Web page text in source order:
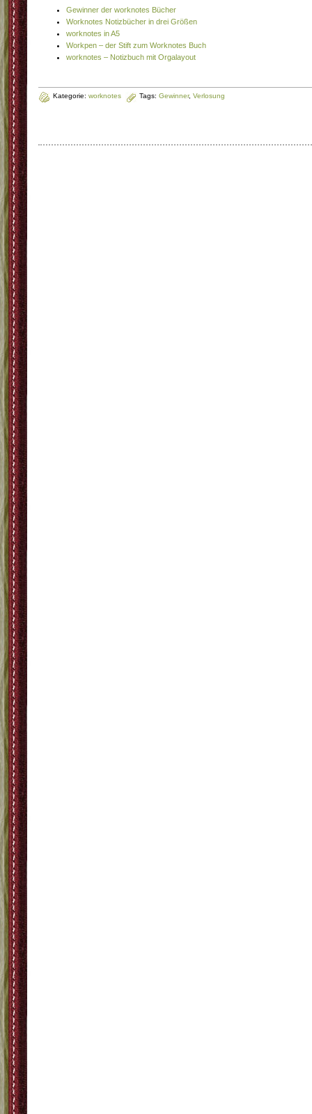
Gewinner der worknotes Bücher
Worknotes Notizbücher in drei Größen
worknotes in A5
Workpen – der Stift zum Worknotes Buch
worknotes – Notizbuch mit Orgalayout
Kategorie: worknotes Tags: Gewinner, Verlosung